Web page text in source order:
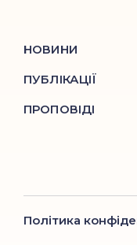
НОВИНИ
ПУБЛІКАЦІЇ
ПРОПОВІДІ
Політика